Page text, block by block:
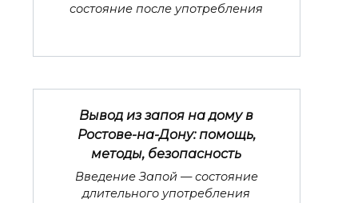
состояние после употребления
Вывод из запоя на дому в
Ростове-на-Дону: помощь,
методы, безопасность
Введение Запой — состояние
длительного употребления